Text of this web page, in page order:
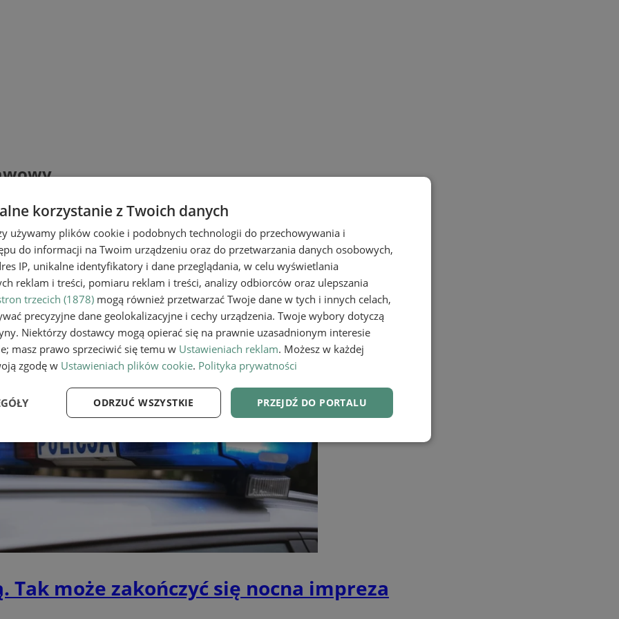
Tak może zakończyć się nocna impreza
korzystanie z Twoich danych
używamy plików cookie i podobnych technologii do przechowywania i
do informacji na Twoim urządzeniu oraz do przetwarzania danych osobowych,
IP, unikalne identyfikatory i dane przeglądania, w celu wyświetlania
reklam i treści, pomiaru reklam i treści, analizy odbiorców oraz ulepszania
trzecich (1878) mogą również przetwarzać Twoje dane w tych i innych celach,
precyzyjne dane geolokalizacyjne i cechy urządzenia. Twoje wybory dotyczą
Niektórzy dostawcy mogą opierać się na prawnie uzasadnionym interesie
masz prawo sprzeciwić się temu w Ustawieniach reklam. Możesz w każdej
zgodę w Ustawieniach plików cookie. Polityka prywatności
PRZEJDŹ DO PORTALU
ODRZUĆ WSZYSTKIE
Wydajność Targetowanie Funkcjonalność
Niezbędne Wydajność Targetowanie Funkcjonalność
Bez niezbędnych plików cookie nie można prawidłowo korzystać ze strony internetowej.
Provider/
Okres